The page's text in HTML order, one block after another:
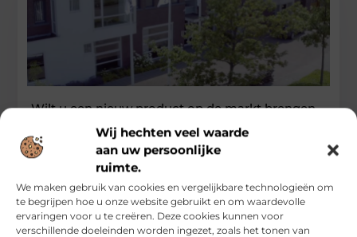
Wij hechten veel waarde
aan uw persoonlijke
ruimte.
We maken gebruik van cookies en vergelijkbare technologieën om
te begrijpen hoe u onze website gebruikt en om waardevolle
ervaringen voor u te creëren. Deze cookies kunnen voor
verschillende doeleinden worden ingezet, zoals het tonen van
Wilt u een nieuw product op de markt brengen
Wanneer u een nieuw product op de markt wilt brengen met
hulp van een ontwerpbureau, dan is het verstandig om
...
Industrie